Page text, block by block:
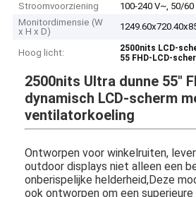
Stroomvoorziening
100-240 V~, 50/60
Monitordimensie (W
x H x D)
Hoog licht: 2500nits LCD-
55 FHD-LCD-
2500nits Ultra dunne 55"
dynamisch LCD-scherm
ventilatorkoeling
Ontworpen voor winkelruiten,
outdoor displays niet alleen een
onberispelijke helderheid,Deze
ook ontworpen om een